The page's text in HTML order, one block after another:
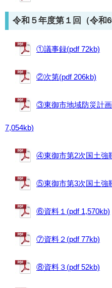
令和５年度第１回（令和6
①議事録(pdf 72kb)
②次第(pdf 206kb)
③東御市地域防災計
7,054kb)
④東御市第2次国土強
⑤東御市第3次国土強
⑥資料１(pdf 1,570kb)
⑦資料２(pdf 77kb)
⑧資料３(pdf 52kb)